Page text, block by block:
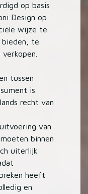
op basis
Design op
wijze te
bieden, te
tussen
is
recht van
van
binnen
uiterlijk
heeft
en